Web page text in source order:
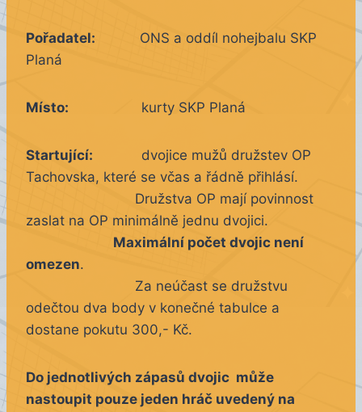
Pořadatel: ONS a oddíl nohejbalu SKP
Planá
Místo: kurty SKP Planá
Startující: dvojice mužů družstev OP
Tachovska, které se včas a řádně přihlásí.
Družstva OP mají povinnost
zaslat na OP minimálně jednu dvojici.
Maximální počet dvojic není
omezen.
Za neúčast se družstvu
odečtou dva body v konečné tabulce a
dostane pokutu 300,- Kč.
Do jednotlivých zápasů dvojic může
nastoupit pouze jeden hráč uvedený na